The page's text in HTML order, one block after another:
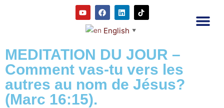
English ▼
MEDITATION DU JOUR –
Comment vas-tu vers les
autres au nom de Jésus?
(Marc 16:15).